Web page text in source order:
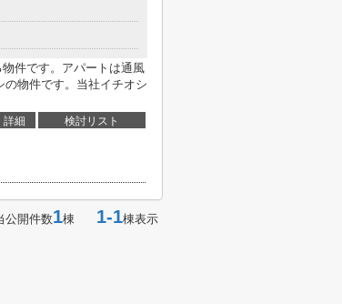
件です。アパートは通風
の物件です。当社イチオシ
詳細 検討リスト
公開件数1棟 1-1棟表示